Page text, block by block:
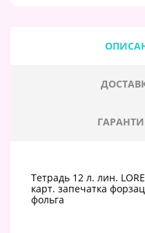
Тетрадь 12 л. лин.
карт. запечатка
фольга